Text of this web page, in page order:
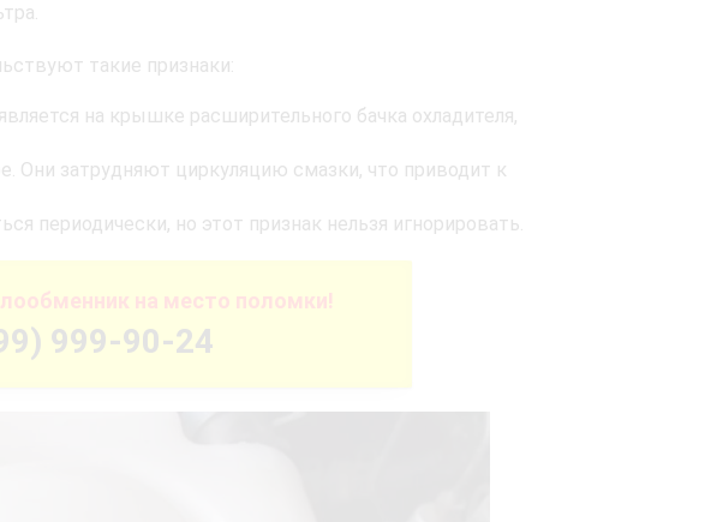
такие признаки:
на крышке расширительного бачка охладителя,
Они затрудняют циркуляцию смазки, что приводит к
периодически, но этот признак нельзя игнорировать.
на место поломки!
999-90-24